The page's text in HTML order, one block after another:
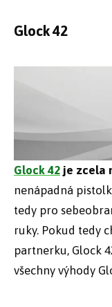
Glock 42
Glock 42 je zcela
nenápadná
tedy pro
ruky. Pokud tedy
partnerku, Glock
všechny výhody